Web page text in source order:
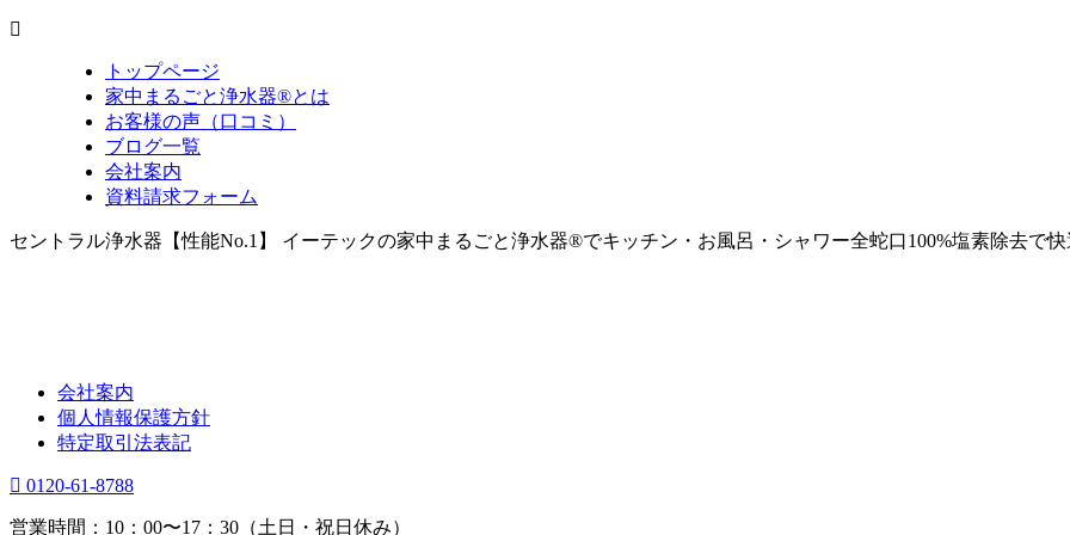
トップページ
家中まるごと浄水器®とは
お客様の声（口コミ）
ブログ一覧
会社案内
資料請求フォーム
セントラル浄水器【性能No.1】 イーテックの家中まるごと浄水器®でキッチン・お風呂・シャワー全蛇口100%塩素除去で快
会社案内
個人情報保護方針
特定取引法表記
0120-61-8788
営業時間：10：00〜17：30（土日・祝日休み）